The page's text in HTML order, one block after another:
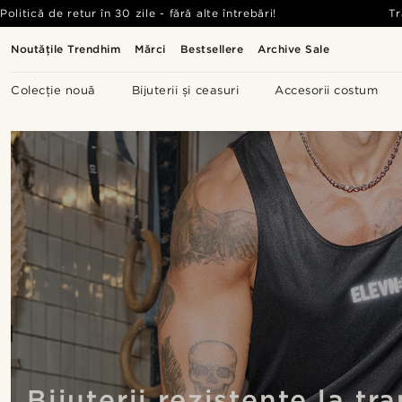
Noutățile Trendhim Mărci Bestsellere Archive Sale
Colecție nouă Bijuterii și ceasuri Accesorii costum
Politică de retur în 30 zile - fără alte întrebări!